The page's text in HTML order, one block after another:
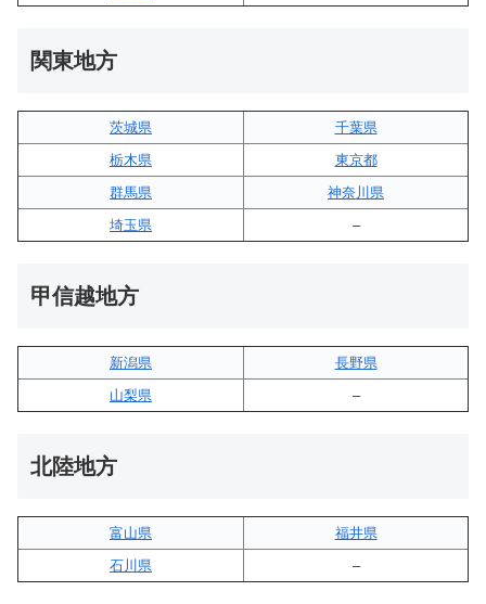
関東地方
茨城県
千葉県
栃木県
東京都
群馬県
神奈川県
埼玉県
–
甲信越地方
新潟県
長野県
山梨県
–
北陸地方
富山県
福井県
石川県
–